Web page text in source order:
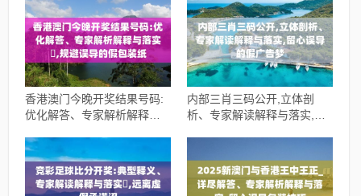
香港澳门今晚开奖结果号码:
优化解答、专家解析解释与
内部三肖三码公开,立体剖
析、专家解读解释与落实,留